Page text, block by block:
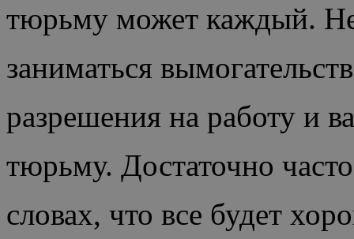
тюрьму может каждый.
заниматься
разрешения на работу и
тюрьму. Достаточно
словах, что все будет